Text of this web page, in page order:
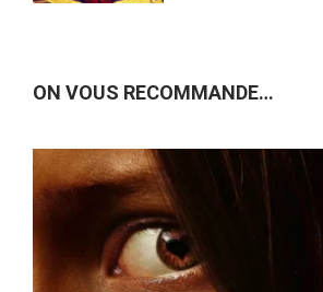
ON VOUS RECOMMANDE…